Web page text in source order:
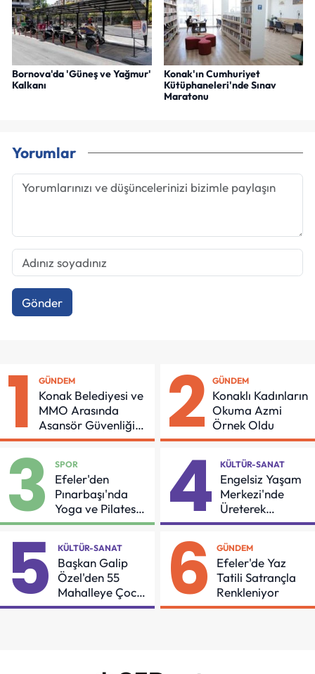
Bornova'da 'Güneş ve Yağmur'
Kalkanı
Konak'ın Cumhuriyet
Kütüphaneleri'nde Sınav
Maratonu
Yorumlar
Gönder
1 GÜNDEM
Konak Belediyesi ve
MMO Arasında
Asansör Güvenliği
İçin Önemli Protokol
2 GÜNDEM
Konaklı Kadınların
Okuma Azmi
Örnek Oldu
3 SPOR
Efeler'den
Pınarbaşı'nda
Yoga ve Pilates
Buluşması
4 KÜLTÜR-SANAT
Engelsiz Yaşam
Merkezi'nde
Üreterek
Güçleniyorlar
5 KÜLTÜR-SANAT
Başkan Galip
Özel'den 55
Mahalleye Çocuk
Şenliği
6 GÜNDEM
Efeler'de Yaz
Tatili Satrançla
Renkleniyor